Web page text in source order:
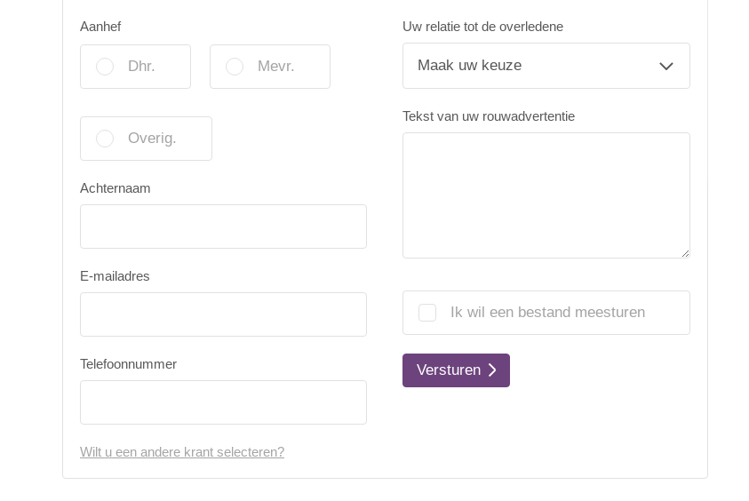
Aanhef
Dhr. Mevr.
Overig.
Achternaam
E-mailadres
Telefoonnummer
Uw relatie tot de overledene
Tekst van uw rouwadvertentie
Ik wil een bestand meesturen
Versturen
Wilt u een andere krant selecteren?